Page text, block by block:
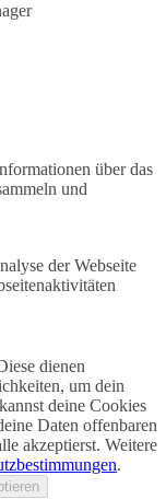
über das
und
der Webseite
dienen
um dein
deine Cookies
Daten offenbaren
akzeptierst. Weitere
.